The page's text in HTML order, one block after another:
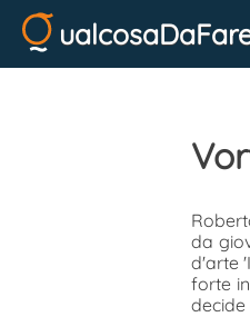
da
d'arte
forte
decide